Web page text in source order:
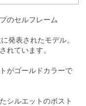
のセルフレーム
発表されたモデル。
れています。
がゴールドカラーで
シルエットのボスト